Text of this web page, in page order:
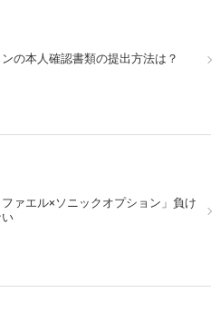
の本人確認書類の提出方法は？
ァエル×ソニックオプション」負け
実戦取引。高いペイアウト率を活か
オプションでの取引はトレンドを狙